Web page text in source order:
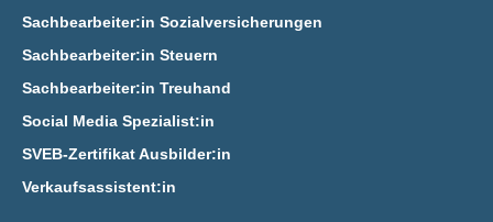
Sachbearbeiter:in Sozialversicherungen
Sachbearbeiter:in Steuern
Sachbearbeiter:in Treuhand
Social Media Spezialist:in
SVEB-Zertifikat Ausbilder:in
Verkaufsassistent:in